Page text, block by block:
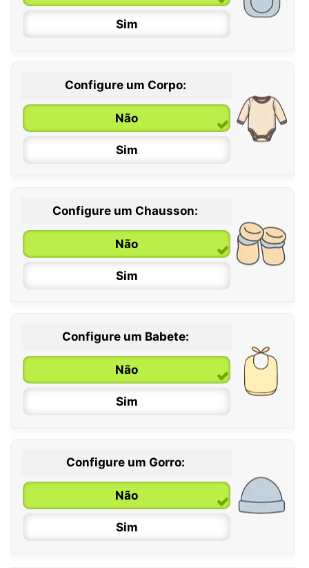
Sim
Configure um Corpo:
Não
Sim
0 / 6 meses
6 / 12 meses
12 / 18 meses
Configure um Chausson:
Não
Sim
Configure um Babete:
Não
Sim
Configure um Gorro:
Não
Sim